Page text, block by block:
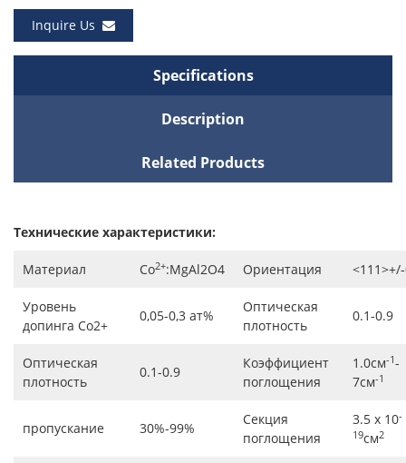
Inquire Us
Specifications
Description
Related Products
Технические характеристики:
Материал Co2+:MgAl2O4 Ориентация
Уровень
допинга Co2+
0,05-0,3 ат%
Оптическая
плотность
0.1-0.9
Оптическая
плотность
0.1-0.9
Коэффициент
поглощения
1.0см-1-
7см-1
пропускание 30%-99%
Секция
поглощения
3.5 x 10-
19см2